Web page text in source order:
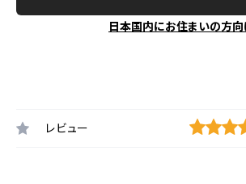
日本国内にお住まいの方向
レビュー